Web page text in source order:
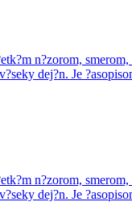
n?zorom,
dej?n. Je
n?zorom,
dej?n. Je